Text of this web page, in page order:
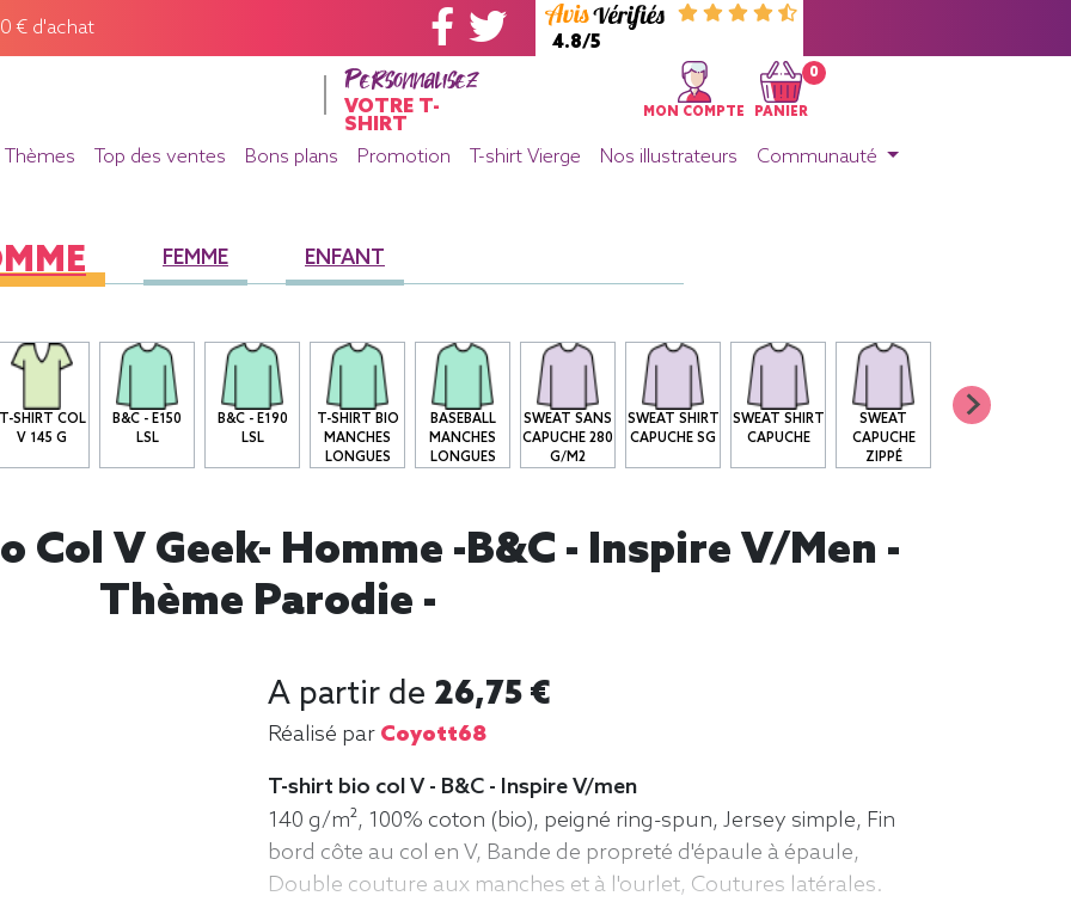
€ d'achat
4.8/5
Personnalisez
VOTRE T-
SHIRT
MON COMPTE
0
PANIER
Thèmes Top des ventes Bons plans Promotion T-shirt Vierge Nos illustrateurs Communauté
FEMME ENFANT
SHIRT COL
V 145 G
B&C - E150
LSL
B&C - E190
LSL
T-SHIRT BIO
MANCHES
LONGUES
BASEBALL
MANCHES
LONGUES
SWEAT SANS
CAPUCHE 280
G/M2
SWEAT SHIRT
CAPUCHE SG
SWEAT SHIRT
CAPUCHE
SWEAT
CAPUCHE
ZIPPÉ
Col V Geek- Homme -B&C - Inspire V/men -
Thème Parodie -
A partir de 26,75 €
Réalisé par Coyott68
T-shirt bio col V - B&C - Inspire V/men
140 g/m², 100% coton (bio), peigné ring-spun, Jersey simple, Fin
bord côte au col en V, Bande de propreté d'épaule à épaule,
Double couture aux manches et à l'ourlet, Coutures latérales.